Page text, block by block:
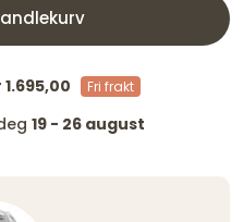
1.695,00 Fri frakt
19 - 26 august